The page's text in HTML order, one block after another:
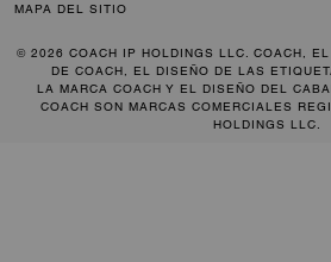
MAPA DEL SITIO
© 2026 COACH IP HOLDINGS LLC. COACH,
DE COACH, EL DISEÑO DE LAS
LA MARCA COACH Y EL DISEÑO DEL
COACH SON MARCAS COMERCIALES
HOLDINGS LLC.